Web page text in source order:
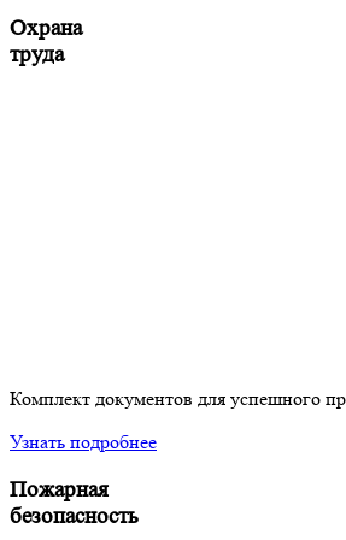
Охрана
труда
Комплект документов для успешного
Узнать подробнее
Пожарная
безопасность